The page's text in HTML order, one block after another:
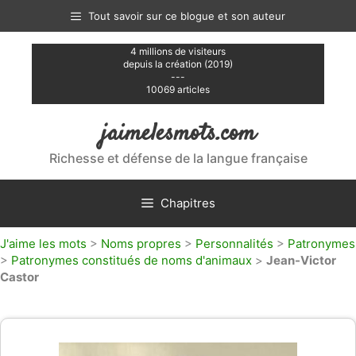
contenu
Tout savoir sur ce blogue et son auteur
4 millions de visiteurs
depuis la création (2019)
---
10069 articles
jaimelesmots.com
Richesse et défense de la langue française
Chapitres
J'aime les mots > Noms propres > Personnalités > Patronymes
> Patronymes constitués de noms d'animaux > Jean-Victor
Castor